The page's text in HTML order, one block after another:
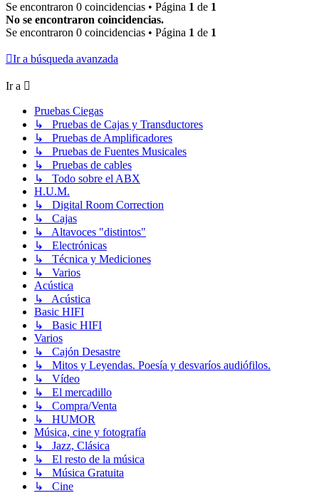
Se encontraron 0 coincidencias • Página 1 de 1
No se encontraron coincidencias.
Se encontraron 0 coincidencias • Página 1 de 1
Ir a búsqueda avanzada
Ir a
Pruebas Ciegas
↳ Pruebas de Cajas y Transductores
↳ Pruebas de Amplificadores
↳ Pruebas de Fuentes Musicales
↳ Pruebas de cables
↳ Todo sobre el ABX
H.U.M.
↳ Digital Room Correction
↳ Cajas
↳ Altavoces "distintos"
↳ Electrónicas
↳ Técnica y Mediciones
↳ Varios
Acústica
↳ Acústica
Basic HIFI
↳ Basic HIFI
Varios
↳ Cajón Desastre
↳ Mitos y Leyendas. Poesía y desvaríos audiófilos.
↳ Vídeo
↳ El mercadillo
↳ Compra/Venta
↳ HUMOR
Música, cine y fotografía
↳ Jazz, Clásica
↳ El resto de la música
↳ Música Gratuita
↳ Cine